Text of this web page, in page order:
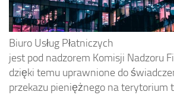
Biuro Usług Płatniczych
jest pod nadzorem Komisji Nadzoru
dzięki temu uprawnione do
przekazu pieniężnego na terytorium